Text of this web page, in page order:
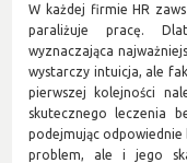
W każdej firmie HR
paraliżuje pracę.
wyznaczająca
wystarczy intuicja, ale
pierwszej kolejności
skutecznego leczenia
podejmując
problem, ale i jego